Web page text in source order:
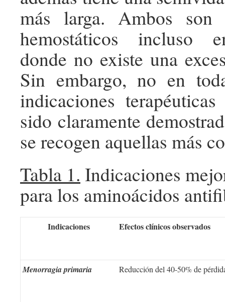
más larga. Ambos son
hemostáticos incluso
donde no existe una
Sin embargo, no en
indicaciones
sido claramente
se recogen aquellas más
Tabla 1. Indicaciones
para los aminoácidos
Indicaciones Efectos clínicos observados
Menorragia primaria Reducción del 40-50% de